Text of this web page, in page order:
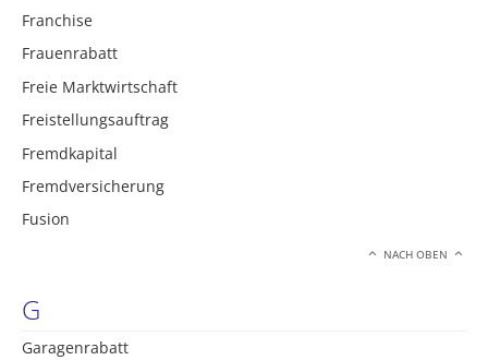
Franchise
Frauenrabatt
Freie Marktwirtschaft
Freistellungsauftrag
Fremdkapital
Fremdversicherung
Fusion
NACH OBEN
G
Garagenrabatt